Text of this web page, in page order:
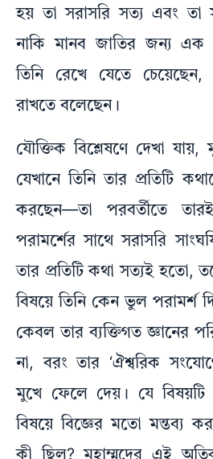
হয় তা সরাসরি সত্য এবং তা
নাকি মানব জাতির জন্য এক
তিনি রেখে যেতে
রাখতে বলেছেন।
যৌক্তিক বিশ্লেষণে দেখা
যেখানে তিনি তার প্রতিটি
করছেন—তা পরবর্তীতে
পরামর্শের সাথে সরাসরি
তার প্রতিটি কথা সত্যই হতো,
বিষয়ে তিনি কেন ভুল পরামর্শ
কেবল তার ব্যক্তিগত জ্ঞানের
না, বরং তার ‘ঐশ্বরিক
মুখে ফেলে দেয়। যে বিষয়টি
বিষয়ে বিজ্ঞের মতো মন্তব্য
কী ছিল? মুহাম্মদের এই